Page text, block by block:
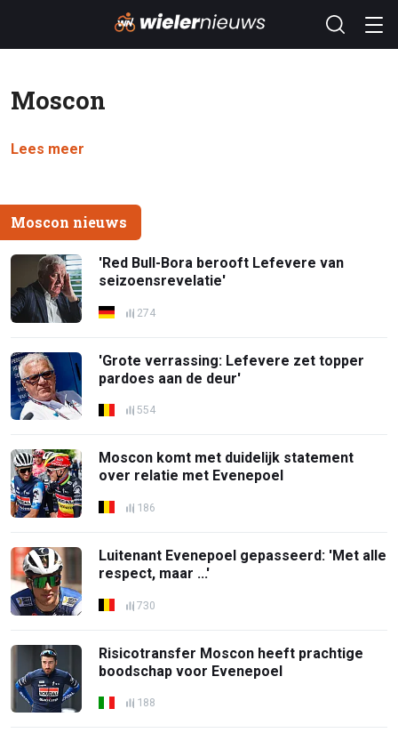
Moscon
Lees meer
Moscon nieuws
'Red Bull-Bora berooft Lefevere van
seizoensrevelatie'
274
'Grote verrassing: Lefevere zet topper
pardoes aan de deur'
554
Moscon komt met duidelijk statement
over relatie met Evenepoel
186
Luitenant Evenepoel gepasseerd: 'Met alle
respect, maar ...'
730
Risicotransfer Moscon heeft prachtige
boodschap voor Evenepoel
188